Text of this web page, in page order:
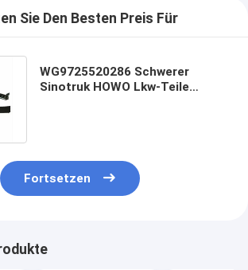
Sie Den Besten Preis Für
WG9725520286 Schwerer
Sinotruk HOWO Lkw-Teile
Fortsetzen